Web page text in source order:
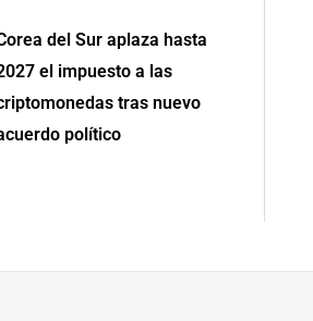
del Sur aplaza hasta
el impuesto a las
tras nuevo
político